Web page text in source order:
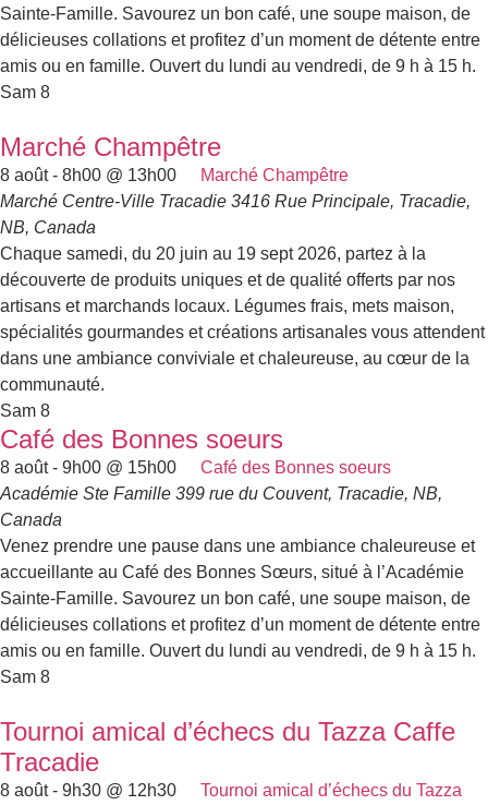
Sainte-Famille. Savourez un bon café, une soupe maison, de
délicieuses collations et profitez d’un moment de détente entre
amis ou en famille. Ouvert du lundi au vendredi, de 9 h à 15 h.
Sam 8
Marché Champêtre
8 août - 8h00 @ 13h00
Marché Champêtre
Marché Centre-Ville Tracadie 3416 Rue Principale, Tracadie,
NB, Canada
Chaque samedi, du 20 juin au 19 sept 2026, partez à la
découverte de produits uniques et de qualité offerts par nos
artisans et marchands locaux. Légumes frais, mets maison,
spécialités gourmandes et créations artisanales vous attendent
dans une ambiance conviviale et chaleureuse, au cœur de la
communauté.
Sam 8
Café des Bonnes soeurs
8 août - 9h00 @ 15h00
Café des Bonnes soeurs
Académie Ste Famille 399 rue du Couvent, Tracadie, NB,
Canada
Venez prendre une pause dans une ambiance chaleureuse et
accueillante au Café des Bonnes Sœurs, situé à l’Académie
Sainte-Famille. Savourez un bon café, une soupe maison, de
délicieuses collations et profitez d’un moment de détente entre
amis ou en famille. Ouvert du lundi au vendredi, de 9 h à 15 h.
Sam 8
Tournoi amical d’échecs du Tazza Caffe
Tracadie
8 août - 9h30 @ 12h30
Tournoi amical d’échecs du Tazza